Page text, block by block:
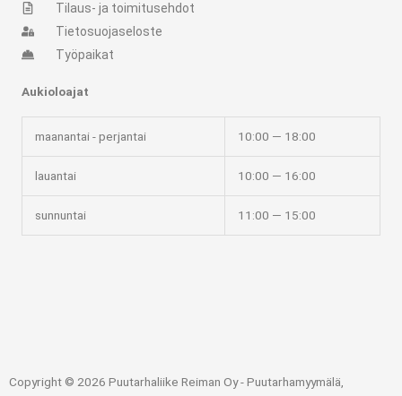
Tilaus- ja toimitusehdot
Tietosuojaseloste
Työpaikat
Aukioloajat
maanantai - perjantai 10:00 — 18:00
lauantai 10:00 — 16:00
sunnuntai 11:00 — 15:00
Copyright © 2026 Puutarhaliike Reiman Oy - Puutarhamyymälä,